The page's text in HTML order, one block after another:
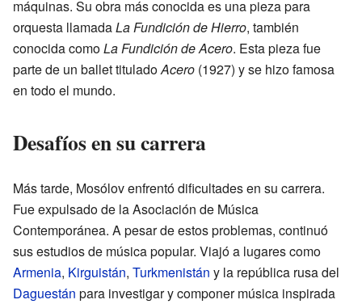
máquinas. Su obra más conocida es una pieza para
orquesta llamadaLa Fundición de Hierro, también
conocida comoLa Fundición de Acero. Esta pieza fue
parte de un ballet tituladoAcero (1927) y se hizo famosa
en todo el mundo.
Desafíos en su carrera
Más tarde, Mosólov enfrentó dificultades en su carrera.
Fue expulsado de la Asociación de Música
Contemporánea. A pesar de estos problemas, continuó
sus estudios de música popular. Viajó a lugares como
Armenia, Kirguistán, Turkmenistán y la república rusa del
Daguestán para investigar y componer música inspirada